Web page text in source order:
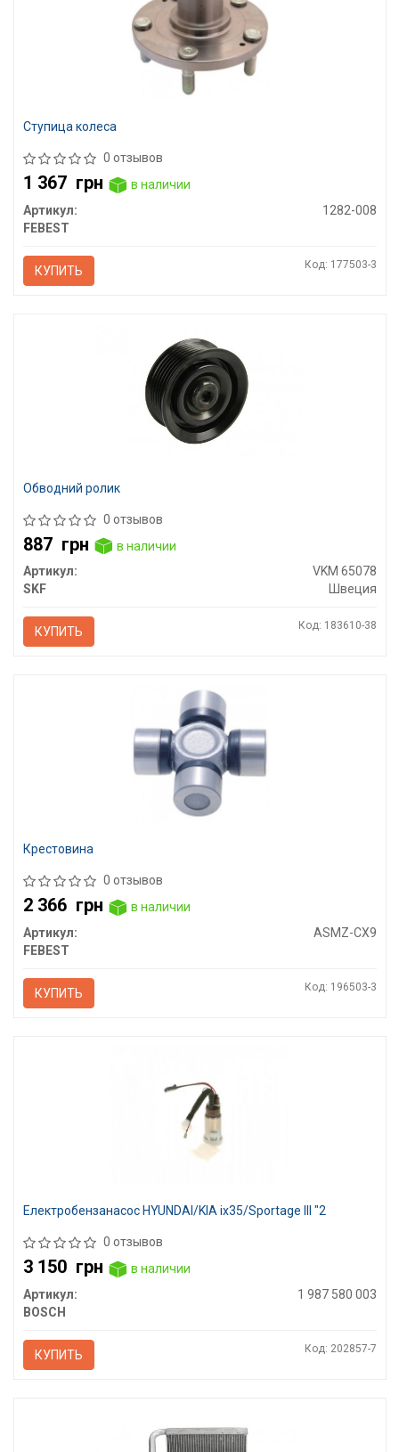
Ступица колеса
0 отзывов
1 367 грн
в наличии
Артикул:
1282-008
FEBEST
КУПИТЬ Код: 177503-3
Обводний ролик
0 отзывов
887 грн
в наличии
Артикул:
VKM 65078
SKF
Швеция
КУПИТЬ Код: 183610-38
Крестовина
0 отзывов
2 366 грн
в наличии
Артикул:
ASMZ-CX9
FEBEST
КУПИТЬ Код: 196503-3
Електробензанасос HYUNDAI/KIA ix35/Sportage III "2
0 отзывов
3 150 грн
в наличии
Артикул:
1 987 580 003
BOSCH
КУПИТЬ Код: 202857-7